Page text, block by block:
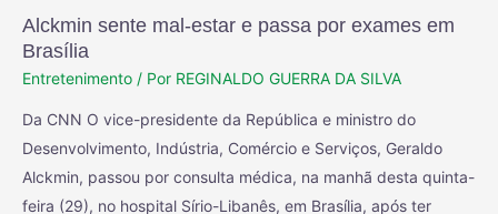
Alckmin sente mal-estar e passa por exames em
Brasília
Entretenimento / Por REGINALDO GUERRA DA SILVA
Da CNN O vice-presidente da República e ministro do
Desenvolvimento, Indústria, Comércio e Serviços, Geraldo
Alckmin, passou por consulta médica, na manhã desta quinta-
feira (29), no hospital Sírio-Libanês, em Brasília, após ter